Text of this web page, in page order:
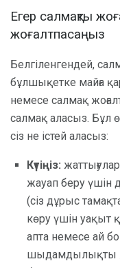
Егер салмақты
жоғалтпасаңыз
Белгіленгендей,
бұлшықетке майға
немесе салмақ
салмақ аласыз. Бұл
сіз не істей аласыз:
Күтіңіз:
жауап беру үшін
(сіз дұрыс
көру үшін уақыт
апта немесе ай
шыдамдылықты